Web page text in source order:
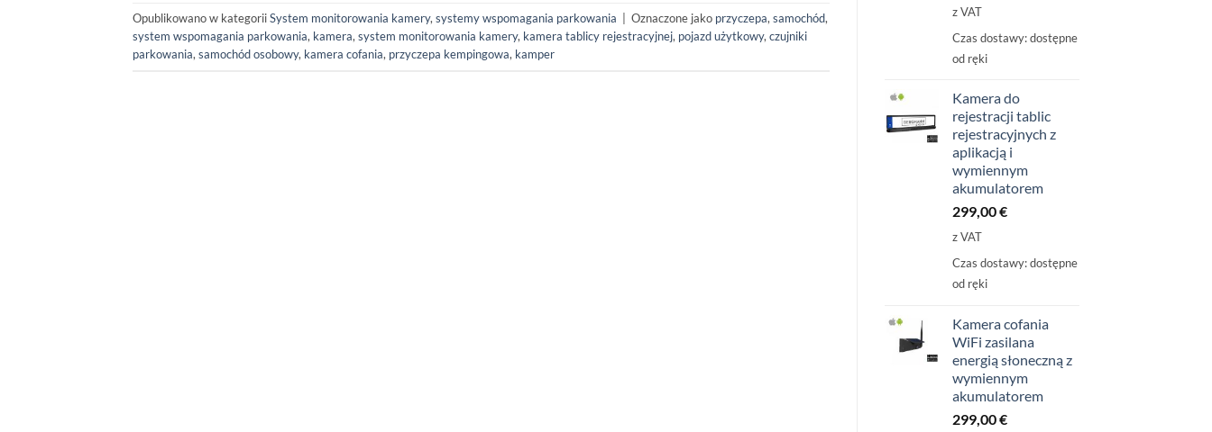
Opublikowano w kategoriiSystem monitorowania kamery, systemy wspomagania parkowania Oznaczone jako przyczepa, samochód,
system wspomagania parkowania, kamera, system monitorowania kamery, kamera tablicy rejestracyjnej, pojazd użytkowy, czujniki
parkowania, samochód osobowy, kamera cofania, przyczepa kempingowa, kamper
z VAT
Czas dostawy:dostępne
od ręki
Kamera do
rejestracji tablic
rejestracyjnych z
aplikacją i
wymiennym
akumulatorem
299,00€
z VAT
Czas dostawy:dostępne
od ręki
Kamera cofania
WiFi zasilana
energią słoneczną z
wymiennym
akumulatorem
299,00€